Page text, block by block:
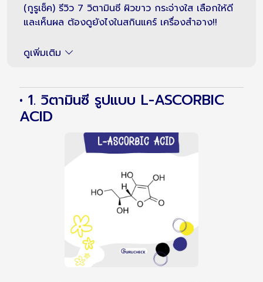
(กูรูเช็ค) รีวิว 7 วิตามินซี ผิวขาว กระจ่างใส เลือกให้ดี
และเห็นผล ต้องดูยังไงในสกินแคร์ เครื่องสำอาง!!
ดูเพิ่มเติม
• 1. วิตามินซี รูปแบบ L-ASCORBIC
ACID